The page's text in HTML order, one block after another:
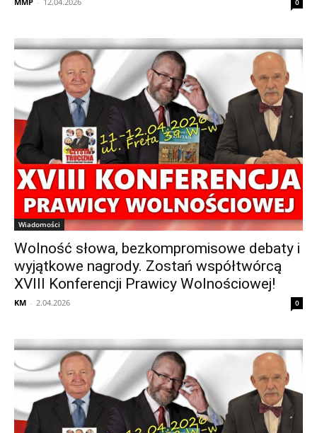
0
Wiadomości
Wolność słowa, bezkompromisowe debaty i
wyjątkowe nagrody. Zostań współtwórcą
XVIII Konferencji Prawicy Wolnościowej!
KM - 2.04.2026 0